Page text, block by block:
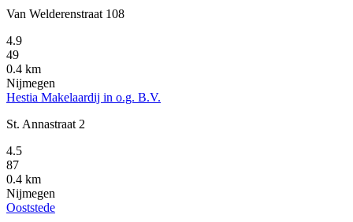
Van Welderenstraat 108
4.9
49
0.4 km
Nijmegen
Hestia Makelaardij in o.g. B.V.
St. Annastraat 2
4.5
87
0.4 km
Nijmegen
Ooststede